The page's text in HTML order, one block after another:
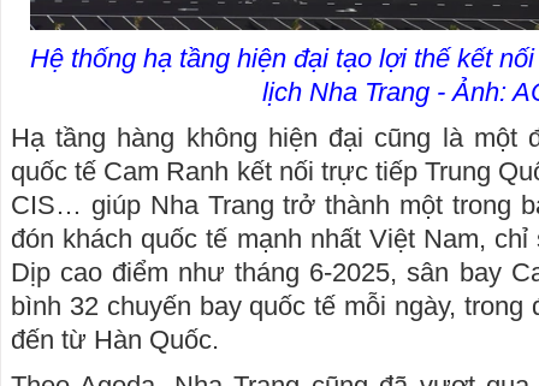
Hệ thống hạ tầng hiện đại tạo lợi thế kết
lịch Nha Trang - Ảnh:
Hạ tầng hàng không hiện đại cũng là một
quốc tế Cam Ranh kết nối trực tiếp Trung
CIS… giúp Nha Trang trở thành một trong
đón khách quốc tế mạnh nhất Việt Nam,
Dịp cao điểm như tháng 6-2025, sân bay
bình 32 chuyến bay quốc tế mỗi ngày, trong
đến từ Hàn Quốc.